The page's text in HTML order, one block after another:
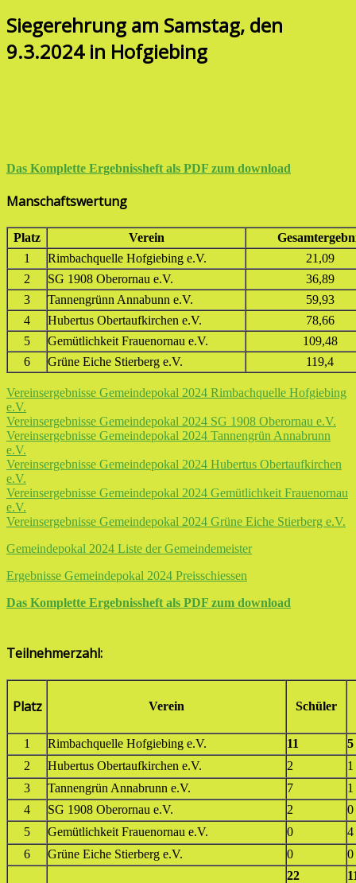
Siegerehrung am Samstag, den
9.3.2024 in Hofgiebing
Das Komplette Ergebnissheft als PDF zum download
Manschaftswertung
Platz Verein
1
Rimbachquelle Hofgiebing e.V.
21,09
2
SG 1908 Oberornau e.V.
36,89
3
Tannengrünn Annabunn e.V.
59,93
4
Hubertus Obertaufkirchen e.V.
78,66
5
Gemütlichkeit Frauenornau e.V.
109,48
6
Grüne Eiche Stierberg e.V. 119,4
Vereinsergebnisse Gemeindepokal 2024 Rimbachquelle Hofgiebing
e.V.
Vereinsergebnisse Gemeindepokal 2024 SG 1908 Oberornau e.V.
Vereinsergebnisse Gemeindepokal 2024 Tannengrün Annabrunn
e.V.
Vereinsergebnisse Gemeindepokal 2024 Hubertus Obertaufkirchen
e.V.
Vereinsergebnisse Gemeindepokal 2024 Gemütlichkeit Frauenornau
e.V.
Vereinsergebnisse Gemeindepokal 2024 Grüne Eiche Stierberg e.V.
Gemeindepokal 2024 Liste der Gemeindemeister
Ergebnisse Gemeindepokal 2024 Preisschiessen
Das Komplette Ergebnissheft als PDF zum download
Teilnehmerzahl:
Platz Verein Schüler
1 Rimbachquelle Hofgiebing e.V. 11
5
2
Hubertus Obertaufkirchen e.V. 2
1
3
Tannengrün Annabrunn e.V. 7
1
4
SG 1908 Oberornau e.V. 2
0
5
Gemütlichkeit Frauenornau e.V. 0
4
6
Grüne Eiche Stierberg e.V. 0
0
22